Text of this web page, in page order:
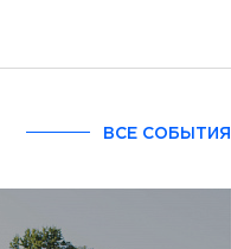
ВСЕ СОБЫТИЯ